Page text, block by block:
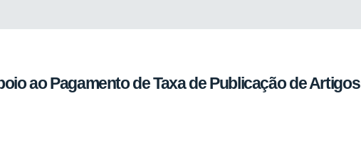
ao Pagamento de Taxa de Publicação de Artigos